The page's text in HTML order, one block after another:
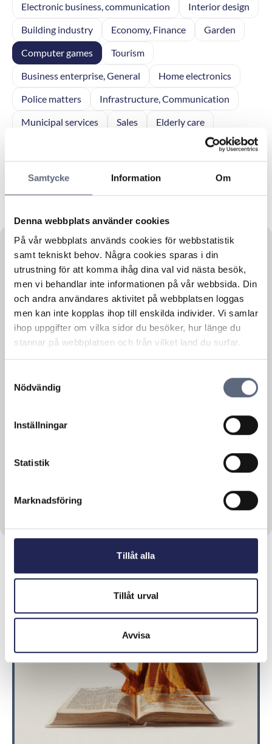
Samtycke Information Om
Denna webbplats använder cookies
På vår webbplats används cookies för webbstatistik
samt tekniskt behov. Några cookies sparas i din
utrustning för att komma ihåg dina val vid nästa besök,
men vi behandlar inte informationen på vår webbsida. Din
och andra användares aktivitet på webbplatsen loggas
men kan inte kopplas ihop till enskilda individer. Vi samlar
ihop uppgifter om vilka sidor du besöker, hur länge du
stannar på webbplatsen och från vilket land du surfar.
Nödvändig
Inställningar
Statistik
Marknadsföring
Tillåt alla
Tillåt urval
Avvisa
Electronic business, communication
Interior design
Building industry
Economy, Finance
Garden
Computer games
Tourism
Business enterprise, General
Home electronics
Police matters
Infrastructure, Communication
Municipal services
Sales
Elderly care
Personal finance
Telecommunication, mobile telephony
29 October, 2022
Nio månader med klagomål på
betalteletjänster hos Telekområdgivarna
Telekområdgivarna utökade den 1 januari 2022
sin verksamhet till att även...
Personal finance
Vi vill gärna att alla ska kunna ha en skön